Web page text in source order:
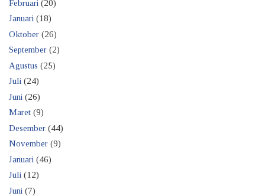
Februari (20)
Januari (18)
Oktober (26)
September (2)
Agustus (25)
Juli (24)
Juni (26)
Maret (9)
Desember (44)
November (9)
Januari (46)
Juli (12)
Juni (7)